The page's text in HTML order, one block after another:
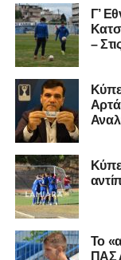
της Serie D στην
Cilento και
ποδοσφαιρική
Τον
του ευχόμαστε
Ακολουθήστε το
μαθαίνετε πρώτοι
υπόλοιπο κόσμο.
Facebook, στο
μαθαίνετε σε
Γ’
–
Το
ΠΑΣ